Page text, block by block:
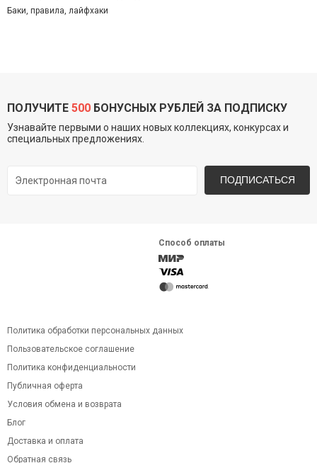
Баки, правила, лайфхаки
ПОЛУЧИТЕ 500 БОНУСНЫХ РУБЛЕЙ ЗА ПОДПИСКУ
Узнавайте первыми о наших новых коллекциях, конкурсах и
специальных предложениях.
ПОДПИСАТЬСЯ
Способ оплаты
Политика обработки персональных данных
Пользовательское соглашение
Политика конфиденциальности
Публичная оферта
Условия обмена и возврата
Блог
Доставка и оплата
Обратная связь